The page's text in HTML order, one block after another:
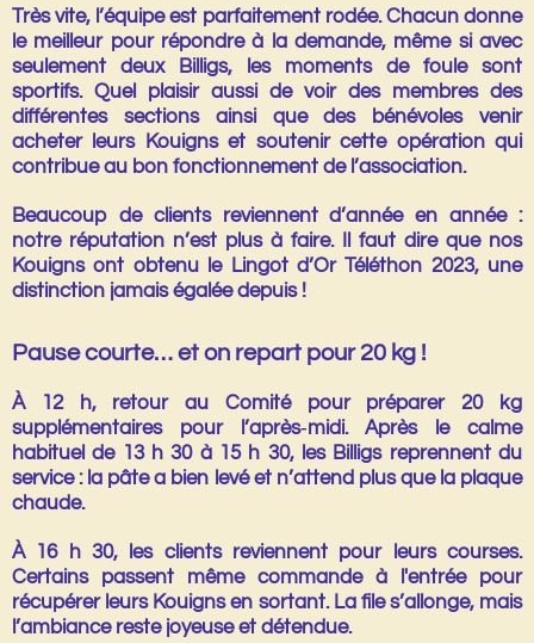
Très vite, l’équipe est parfaitement rodée. Chacun donne
le meilleur pour répondre à la demande, même si avec
seulement deux Billigs, les moments de foule sont
sportifs. Quel plaisir aussi de voir des membres des
différentes sections ainsi que des bénévoles venir
acheter leurs Kouigns et soutenir cette opération qui
contribue au bon fonctionnement de l’association.
Beaucoup de clients reviennent d’année en année :
notre réputation n’est plus à faire. Il faut dire que nos
Kouigns ont obtenu le Lingot d’Or Téléthon 2023, une
distinction jamais égalée depuis !
Pause courte… et on repart pour 20 kg !
À 12 h, retour au Comité pour préparer20 kg
supplémentairespour l’après‑midi. Après le calme
habituel de 13 h 30 à 15 h 30, les Billigs reprennent du
service : la pâte a bien levé et n’attend plus que la plaque
chaude.
À 16 h 30, les clients reviennent pour leurs courses.
Certains passent même commande à l'entrée pour
récupérer leurs Kouigns en sortant. La file s’allonge, mais
l’ambiance reste joyeuse et détendue.